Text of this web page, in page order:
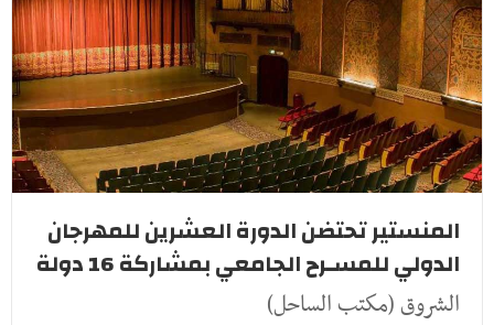
المنستير تحتضن الدورة العشرين للمهرجان
الدولي للمسـرح الجامعي بمشاركة 16 دولة
الشروق (مكتب الساحل)